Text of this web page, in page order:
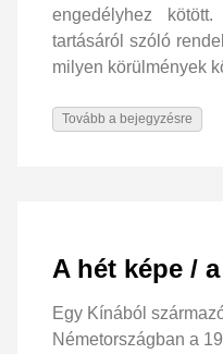
engedélyhez
tartásáról szóló
milyen körülmények
Tovább a bejegyzésre
A hét képe /
Egy Kínából
Németországban a